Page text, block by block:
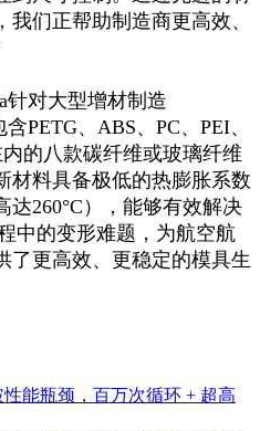
们正帮助制造商更高效、
对大型增材制造
PETG、ABS、PC、PEI、
的八款碳纤维或玻璃纤维
材料具备极低的热膨胀系数
260°C），能够有效解决
中的变形难题，为航空航
了更高效、更稳定的模具生
能瓶颈，百万次循环 + 超高